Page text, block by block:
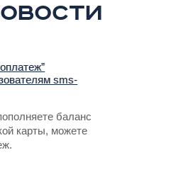
sms-
баланс
карты, можете